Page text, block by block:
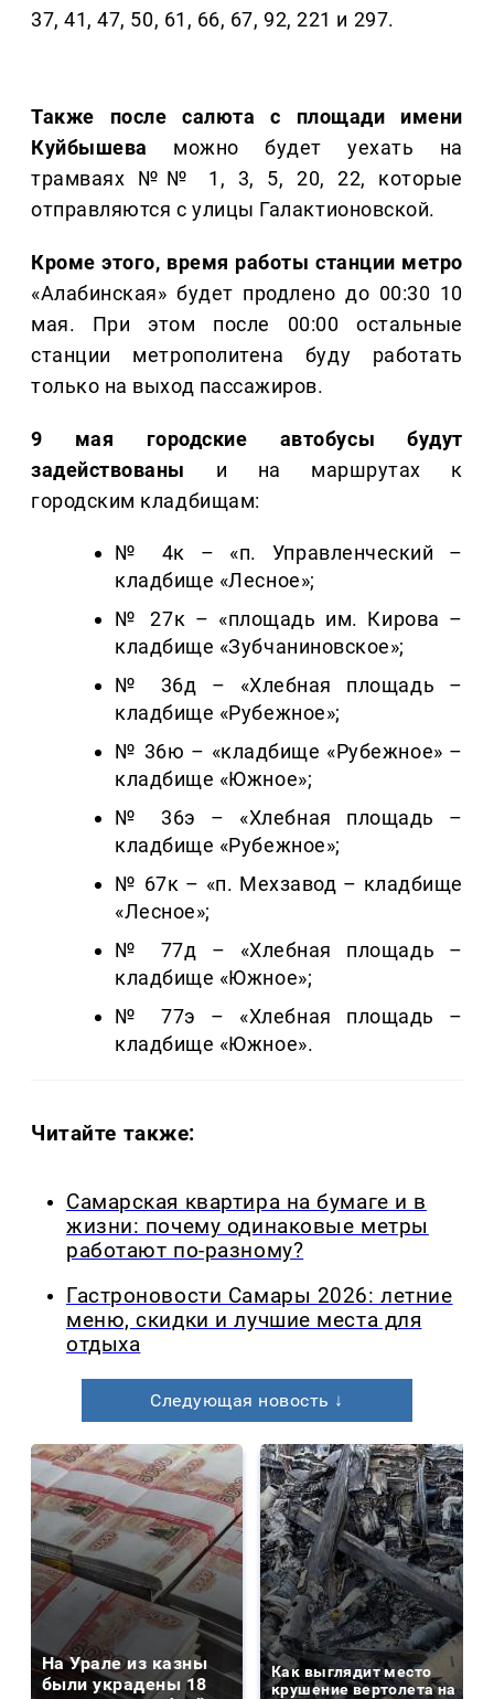
37, 41, 47, 50, 61, 66, 67, 92, 221 и 297.
Также после салюта с площади имени
Куйбышева можно будет уехать на
трамваях №№ 1, 3, 5, 20, 22, которые
отправляются с улицы Галактионовской.
Кроме этого, время работы станции метро
«Алабинская» будет продлено до 00:30 10
мая. При этом после 00:00 остальные
станции метрополитена буду работать
только на выход пассажиров.
9 мая городские автобусы будут
задействованы и на маршрутах к
городским кладбищам:
№ 4к – «п. Управленческий –
кладбище «Лесное»;
№ 27к – «площадь им. Кирова –
кладбище «Зубчаниновское»;
№ 36д – «Хлебная площадь –
кладбище «Рубежное»;
№ 36ю – «кладбище «Рубежное» –
кладбище «Южное»;
№ 36э – «Хлебная площадь –
кладбище «Рубежное»;
№ 67к – «п. Мехзавод – кладбище
«Лесное»;
№ 77д – «Хлебная площадь –
кладбище «Южное»;
№ 77э – «Хлебная площадь –
кладбище «Южное».
Читайте также:
Самарская квартира на бумаге и в
жизни: почему одинаковые метры
работают по-разному?
Гастроновости Самары 2026: летние
меню, скидки и лучшие места для
отдыха
Следующая новость ↓
На Урале из казны
были украдены 18
Как выглядит место
крушение вертолета на